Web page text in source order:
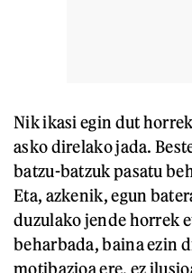
Nik ikasi egin dut
asko direlako jada.
batzu-batzuk pasatu
Eta, azkenik, egun
duzulako jende horrek
beharbada, baina ezin
motibazioa ere, ez